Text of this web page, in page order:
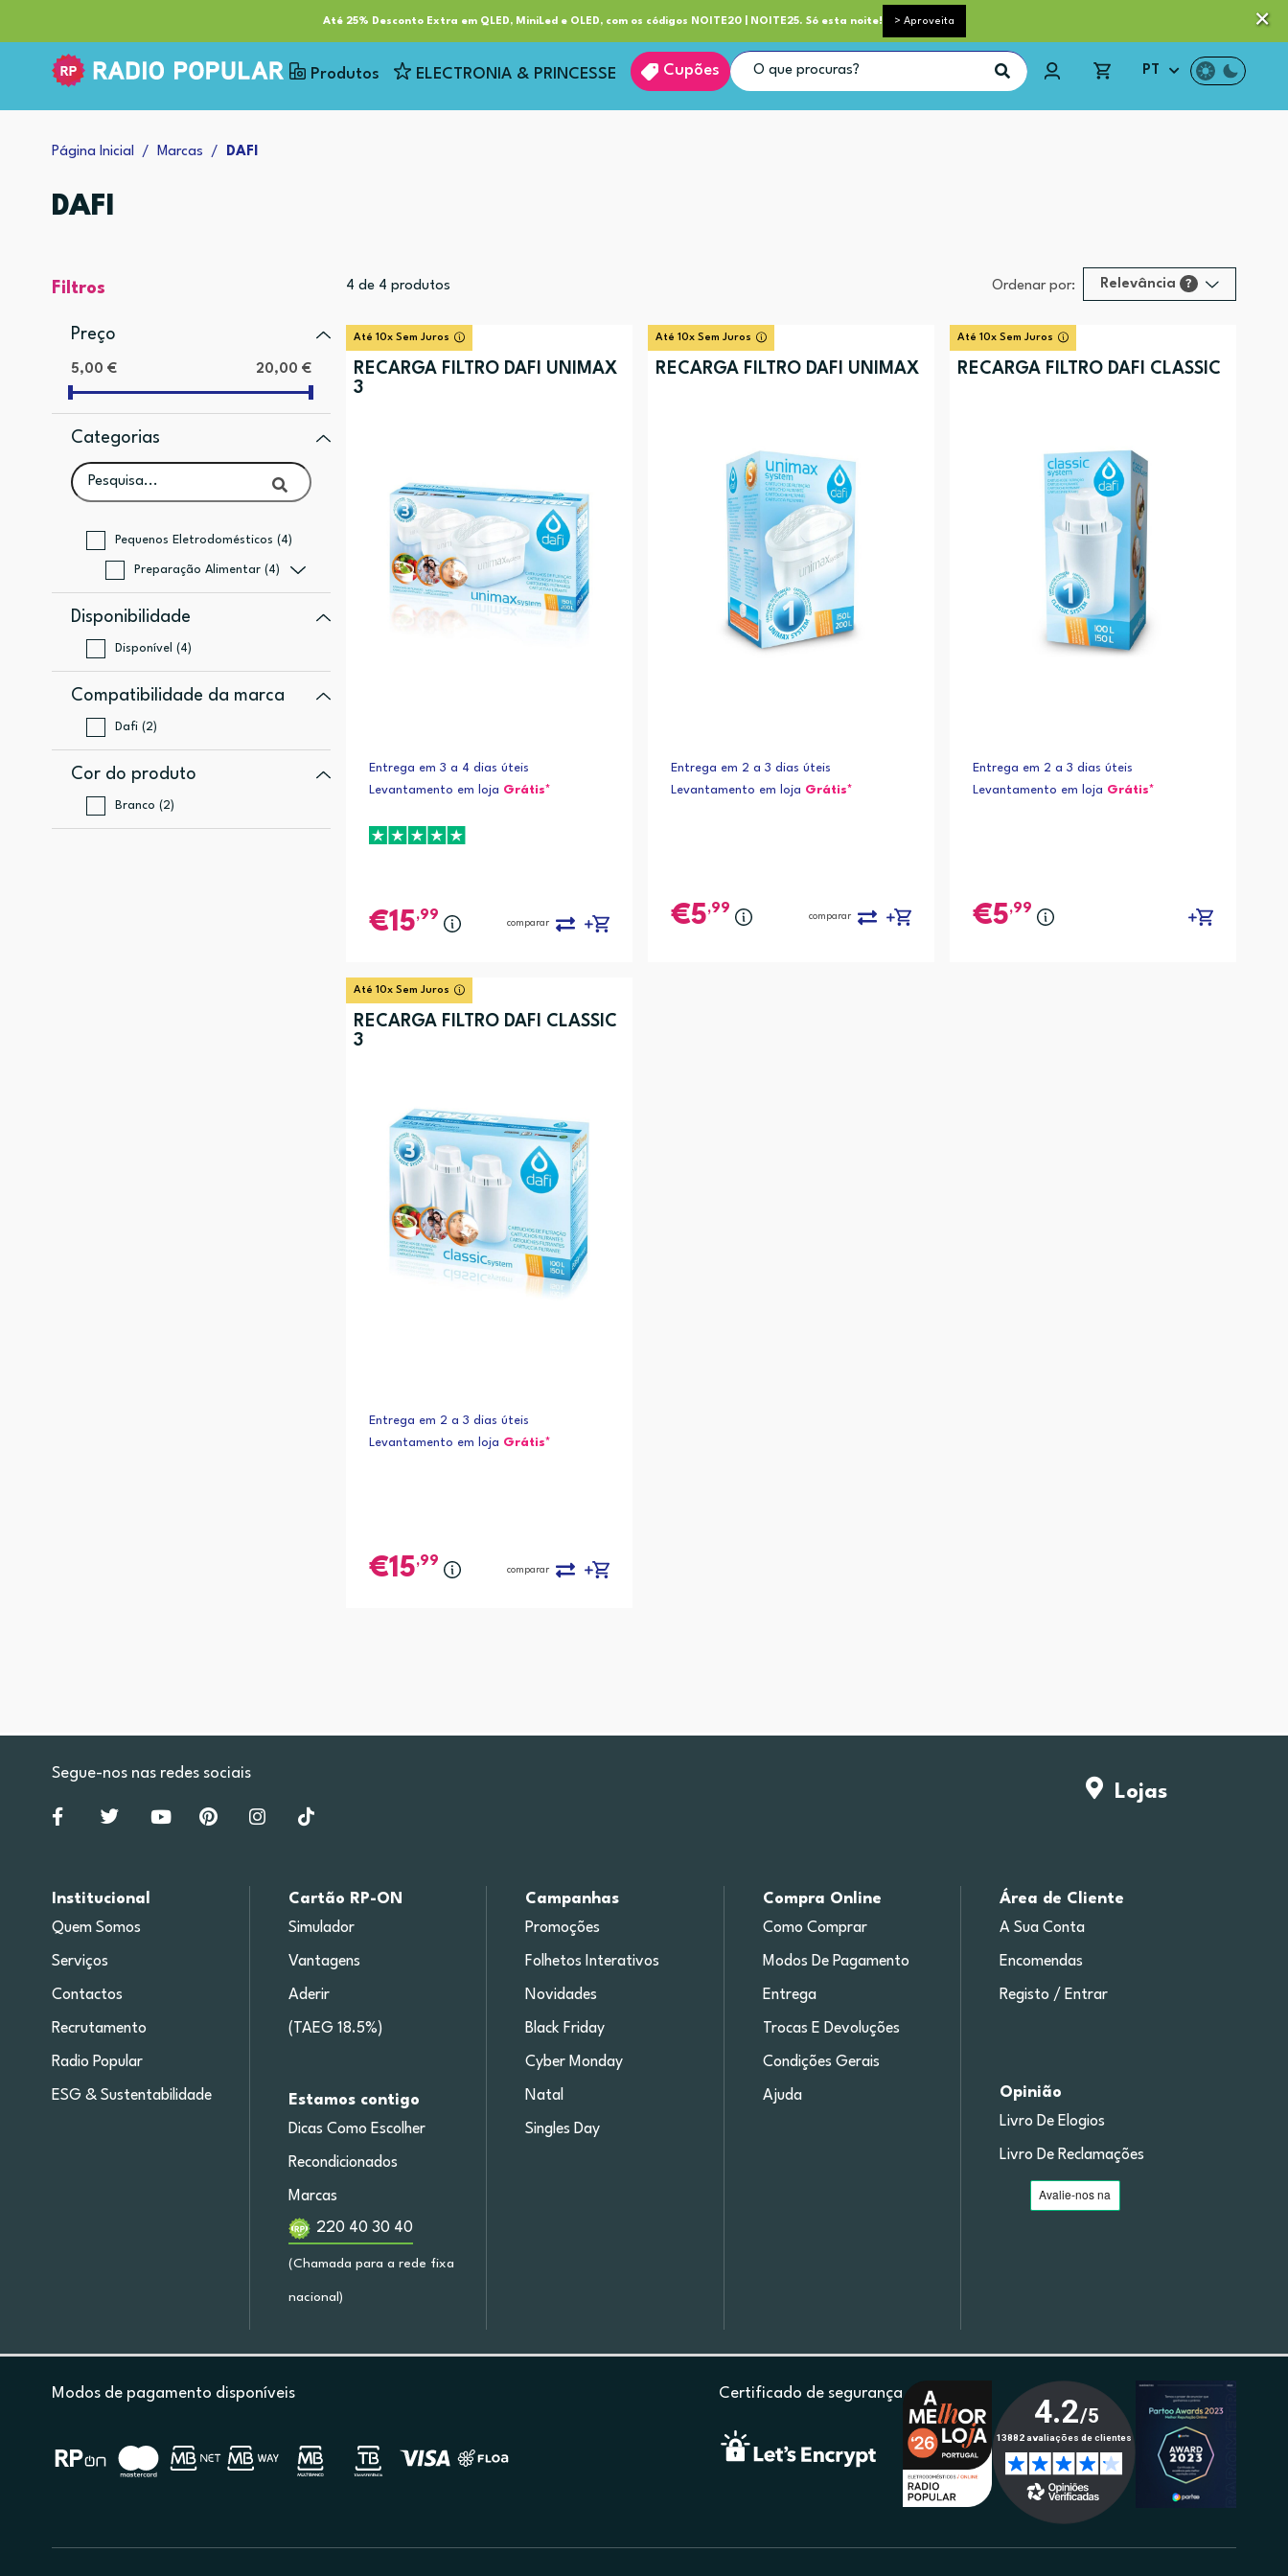
Até 25% Desconto Extra em QLED, MiniLed e OLED, com os códigos NOITE20 | NOITE25. Só esta noite! > Aproveita
Serviços Clube RP+ Entrega pequeno porte grátis acima de 35€*
Produtos ELECTRONIA & PRINCESSE Cupões PT
Página Inicial Marcas DAFI
DAFI
Filtros
Preço
5,00 € 20,00 €
Categorias
Pequenos Eletrodomésticos (4)
Preparação Alimentar (4)
Disponibilidade
Disponível (4)
Compatibilidade da marca
Dafi (2)
Cor do produto
Branco (2)
4 de 4 produtos Ordenar por: Relevância ?
Alfabética (Z-A)
Até 10x Sem Juros
RECARGA FILTRO DAFI UNIMAX
3
Entrega em 3 a 4 dias úteis
Levantamento em loja Grátis*
15,99
comparar
Até 10x Sem Juros
RECARGA FILTRO DAFI UNIMAX
Entrega em 2 a 3 dias úteis
Levantamento em loja Grátis*
5,99
comparar
Até 10x Sem Juros
RECARGA FILTRO DAFI CLASSIC
Entrega em 2 a 3 dias úteis
Levantamento em loja Grátis*
5,99
Até 10x Sem Juros
RECARGA FILTRO DAFI CLASSIC
3
Entrega em 2 a 3 dias úteis
Levantamento em loja Grátis*
15,99
comparar
Lojas
Segue-nos nas redes sociais
Institucional
Quem Somos
Serviços
Contactos
Recrutamento
Radio Popular
ESG & Sustentabilidade
Cartão RP-ON
Simulador
Vantagens
Aderir
(TAEG 18.5%)
Estamos contigo
Dicas Como Escolher
Recondicionados
Marcas
220 40 30 40
(Chamada para a rede fixa
nacional)
Campanhas
Promoções
Folhetos Interativos
Novidades
Black Friday
Cyber Monday
Natal
Singles Day
Compra Online
Como Comprar
Modos De Pagamento
Entrega
Trocas E Devoluções
Condições Gerais
Ajuda
Área de Cliente
A Sua Conta
Encomendas
Registo / Entrar
Opinião
Livro De Elogios
Livro De Reclamações
Modos de pagamento disponíveis Certificado de segurança